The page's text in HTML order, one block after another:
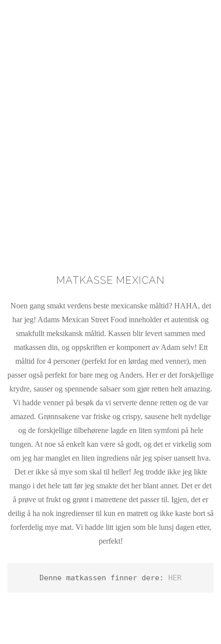
MATKASSE MEXICAN
Noen gang smakt verdens beste mexicanske måltid? HAHA, det
har jeg! Adams Mexican Street Food inneholder et autentisk og
smakfullt meksikansk måltid. Kassen blir levert sammen med
matkassen din, og oppskriften er komponert av Adam selv! Ett
måltid for 4 personer (perfekt for en lørdag med venner), men
passer også perfekt for bare meg og Anders. Her er det forskjellige
krydre, sauser og spennende salsaer som gjør retten helt amazing.
Vi hadde venner på besøk da vi serverte denne retten og de var
amazed. Grønnsakene var friske og crispy, sausene helt nydelige
og de forskjellige tilbehørene lagde en liten symfoni på hele
tungen. At noe så enkelt kan være så godt, og det er virkelig som
om jeg har manglet en liten ingrediens når jeg spiser uansett hva.
Det er ikke så mye som skal til heller! Jeg trodde ikke jeg likte
mango i det hele tatt før jeg smakte det her blant annet. Det er det
å prøve ut frukt og grønt i matrettene det passer til. Igjen, det er
deilig å ha nok ingredienser til kun en matrett og ikke kaste bort så
forferdelig mye mat. Vi hadde litt igjen som ble lunsj dagen etter,
perfekt!
Denne matkassen finner dere: HER